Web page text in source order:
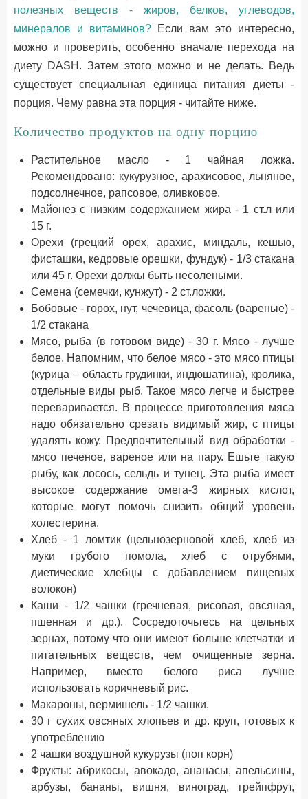
полезных веществ - жиров, белков, углеводов,
минералов и витаминов? Если вам это интересно,
можно и проверить, особенно вначале перехода на
диету DASH. Затем этого можно и не делать. Ведь
существует специальная единица питания диеты -
порция. Чему равна эта порция - читайте ниже.
Количество продуктов на одну порцию
Растительное масло - 1 чайная ложка.
Рекомендовано: кукурузное, арахисовое, льняное,
подсолнечное, рапсовое, оливковое.
Майонез с низким содержанием жира - 1 ст.л или
15 г.
Орехи (грецкий орех, арахис, миндаль, кешью,
фисташки, кедровые орешки, фундук) - 1/3 стакана
или 45 г. Орехи должы быть несолеными.
Семена (семечки, кунжут) - 2 ст.ложки.
Бобовые - горох, нут, чечевица, фасоль (вареные) -
1/2 стакана
Мясо, рыба (в готовом виде) - 30 г. Мясо - лучше
белое. Напомним, что белое мясо - это мясо птицы
(курица – область грудинки, индюшатина), кролика,
отдельные виды рыб. Такое мясо легче и быстрее
переваривается. В процессе приготовления мяса
надо обязательно срезать видимый жир, с птицы
удалять кожу. Предпочтительный вид обработки -
мясо печеное, вареное или на пару. Ешьте такую
рыбу, как лосось, сельдь и тунец. Эта рыба имеет
высокое содержание омега-3 жирных кислот,
которые могут помочь снизить общий уровень
холестерина.
Хлеб - 1 ломтик (цельнозерновой хлеб, хлеб из
муки грубого помола, хлеб с отрубями,
диетические хлебцы с добавлением пищевых
волокон)
Каши - 1/2 чашки (гречневая, рисовая, овсяная,
пшенная и др.). Сосредоточьтесь на цельных
зернах, потому что они имеют больше клетчатки и
питательных веществ, чем очищенные зерна.
Например, вместо белого риса лучше
использовать коричневый рис.
Макароны, вермишель - 1/2 чашки.
30 г сухих овсяных хлопьев и др. круп, готовых к
употреблению
2 чашки воздушной кукурузы (поп корн)
Фрукты: абрикосы, авокадо, ананасы, апельсины,
арбузы, бананы, вишня, виноград, грейпфрут,